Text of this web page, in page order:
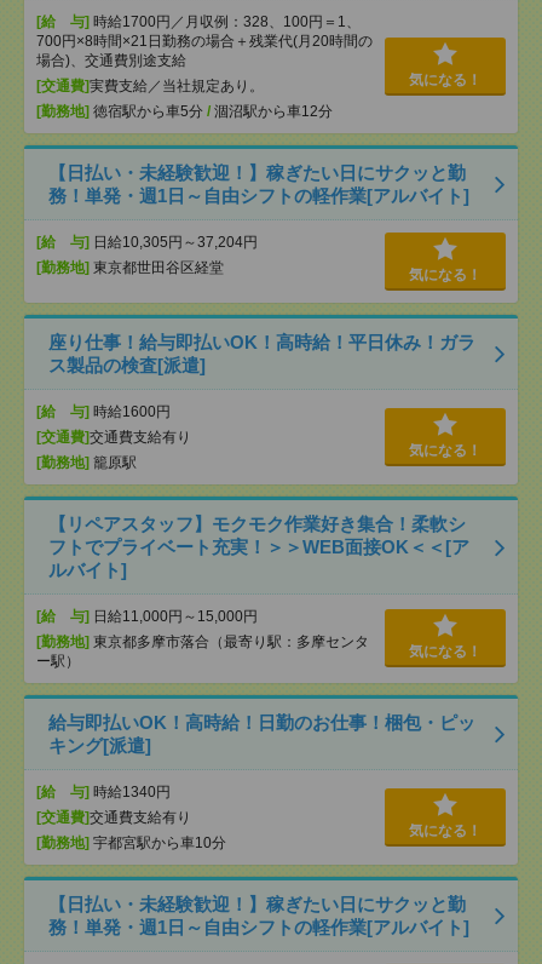
[給 与] 時給1700円／月収例：328、100円＝1、
700円×8時間×21日勤務の場合＋残業代(月20時間の
場合)、交通費別途支給
[交通費]実費支給／当社規定あり。
[勤務地] 徳宿駅から車5分 / 涸沼駅から車12分
気になる！
【日払い・未経験歓迎！】稼ぎたい日にサクッと勤
務！単発・週1日～自由シフトの軽作業[アルバイト]
[給 与] 日給10,305円～37,204円
[勤務地] 東京都世田谷区経堂 気になる！
座り仕事！給与即払いOK！高時給！平日休み！ガラ
ス製品の検査[派遣]
[給 与] 時給1600円
[交通費]交通費支給有り
[勤務地] 籠原駅
気になる！
【リペアスタッフ】モクモク作業好き集合！柔軟シ
フトでプライベート充実！＞＞WEB面接OK＜＜[ア
ルバイト]
[給 与] 日給11,000円～15,000円
[勤務地] 東京都多摩市落合（最寄り駅：多摩センタ
ー駅）
気になる！
給与即払いOK！高時給！日勤のお仕事！梱包・ピッ
キング[派遣]
[給 与] 時給1340円
[交通費]交通費支給有り
[勤務地] 宇都宮駅から車10分
気になる！
【日払い・未経験歓迎！】稼ぎたい日にサクッと勤
務！単発・週1日～自由シフトの軽作業[アルバイト]